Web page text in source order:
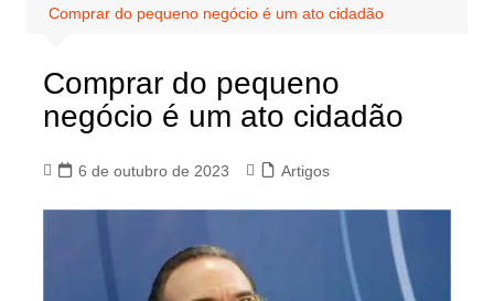
Comprar do pequeno negócio é um ato cidadão
Comprar do pequeno
negócio é um ato cidadão
6 de outubro de 2023 Artigos